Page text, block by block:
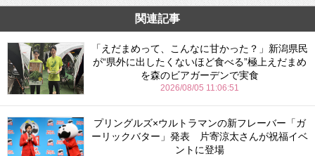
関連記事
「えだまめって、こんなに甘かった？」新潟県民
が“県外に出したくないほど食べる”極上えだまめ
を森のビアガーデンで実食
2026/08/05 11:06:51
プリングルズ×ウルトラマンの新フレーバー「ガ
ーリックバター」発表 片寄涼太さんが祝福イベ
ントに登場